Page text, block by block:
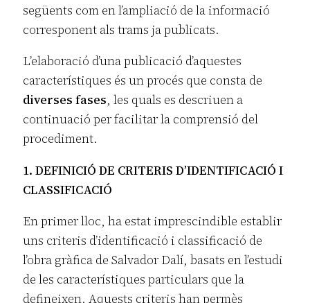
següents com en l’ampliació de la informació
corresponent als trams ja publicats.
L’elaboració d’una publicació d’aquestes
característiques és un procés que consta de
diverses fases, les quals es descriuen a
continuació per facilitar la comprensió del
procediment.
1. DEFINICIÓ DE CRITERIS D’IDENTIFICACIÓ I
CLASSIFICACIÓ
En primer lloc, ha estat imprescindible establir
uns criteris d’identificació i classificació de
l’obra gràfica de Salvador Dalí, basats en l’estudi
de les característiques particulars que la
defineixen. Aquests criteris han permès